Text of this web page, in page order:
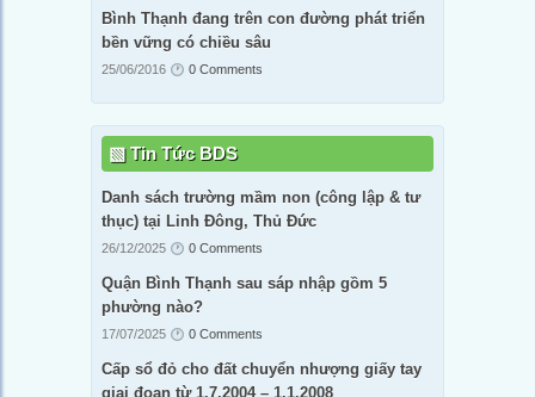
Bình Thạnh đang trên con đường phát triển
bền vững có chiều sâu
25/06/2016 0 Comments
Tin Tức BDS
Danh sách trường mầm non (công lập & tư
thục) tại Linh Đông, Thủ Đức
26/12/2025 0 Comments
Quận Bình Thạnh sau sáp nhập gồm 5
phường nào?
17/07/2025 0 Comments
Cấp sổ đỏ cho đất chuyển nhượng giấy tay
giai đoạn từ 1.7.2004 – 1.1.2008